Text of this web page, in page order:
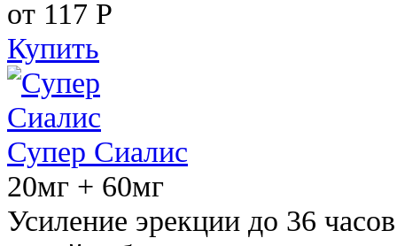
от 117 Р
Купить
Супер Сиалис
20мг + 60мг
Усиление эрекции до 36